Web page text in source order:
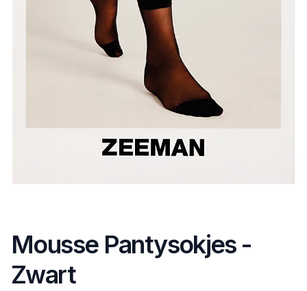
Mousse Pantysokjes -
Zwart